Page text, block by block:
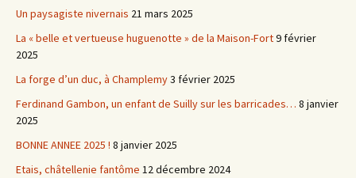
Un paysagiste nivernais 21 mars 2025
La « belle et vertueuse huguenotte » de la Maison-Fort9 février
2025
La forge d’un duc, à Champlemy3 février 2025
Ferdinand Gambon, un enfant de Suilly sur les barricades… 8 janvier
2025
BONNE ANNEE 2025 ! 8 janvier 2025
Etais, châtellenie fantôme 12 décembre 2024